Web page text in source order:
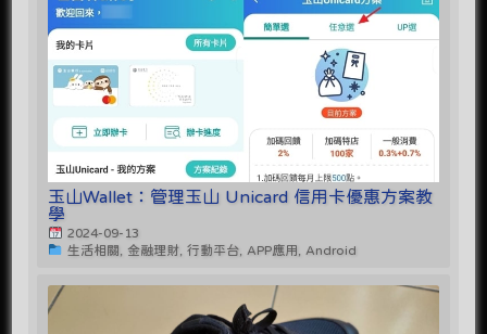
玉山Wallet：管理玉山 Unicard 信用卡優惠方案教
學
2024-09-13
生活相關, 金融理財, 行動平台, APP應用, Android